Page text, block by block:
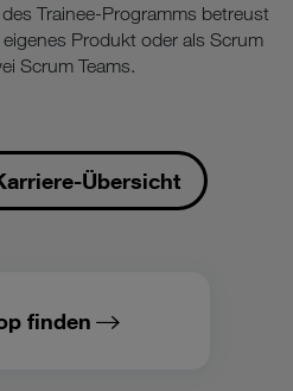
Trainee-Programms betreust
Produkt oder als Scrum
Scrum Teams.
Übersicht
finden